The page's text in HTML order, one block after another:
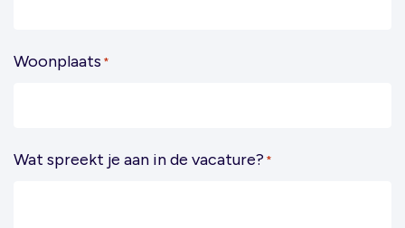
Woonplaats *
Wat spreekt je aan in de vacature? *